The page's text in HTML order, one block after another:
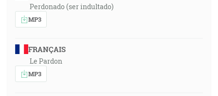
Perdonado (ser indultado)
MP3
FRANÇAIS
Le Pardon
MP3